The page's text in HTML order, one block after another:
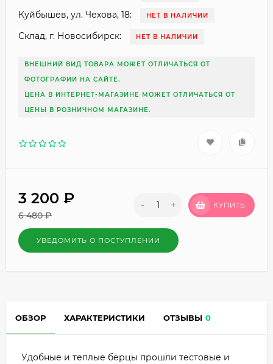
Куйбышев, ул. Чехова, 18: НЕТ В НАЛИЧИИ
Склад, г. Новосибирск: НЕТ В НАЛИЧИИ
ВНЕШНИЙ ВИД ТОВАРА МОЖЕТ ОТЛИЧАТЬСЯ ОТ
ФОТОГРАФИИ НА САЙТЕ.
ЦЕНА В ИНТЕРНЕТ-МАГАЗИНЕ МОЖЕТ ОТЛИЧАТЬСЯ ОТ
ЦЕНЫ В РОЗНИЧНОМ МАГАЗИНЕ.
3 200 ₽
6 480₽
- + КУПИТЬ
УВЕДОМИТЬ О ПОСТУПЛЕНИИ
ОБЗОР ХАРАКТЕРИСТИКИ ОТЗЫВЫ 0
Удобные и теплые берцы прошли тестовые и